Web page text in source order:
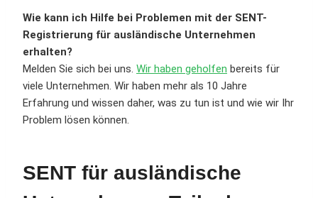
Wie kann ich Hilfe bei Problemen mit der SENT-
Registrierung für ausländische Unternehmen
erhalten?
Melden Sie sich bei uns. Wir haben geholfen bereits für
viele Unternehmen. Wir haben mehr als 10 Jahre
Erfahrung und wissen daher, was zu tun ist und wie wir Ihr
Problem lösen können.
SENT für ausländische